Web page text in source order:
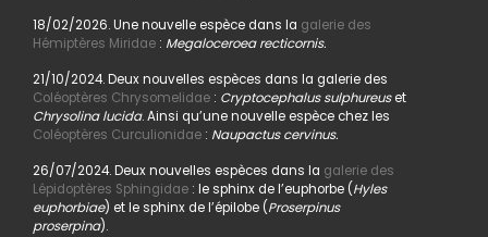
18/02/2026. Une nouvelle espèce dans la galerie des
Hémiptères Miridae: Megaloceroea recticornis.
21/10/2024. Deux nouvelles espèces dans la galerie des
Coléoptères Chrysomelidae: Cryptocephalus sulphureuset
Chrysolina lucida. Ainsi qu’une nouvelle espèce chez les
Coléoptères Curculionidae : Naupactus cervinus.
26/07/2024. Deux nouvelles espèces dans la galerie des
Lépidoptères Sphingidae: le sphinx de l’euphorbe (Hyles
euphorbiae) et le sphinx de l’épilobe (Proserpinus
proserpina).